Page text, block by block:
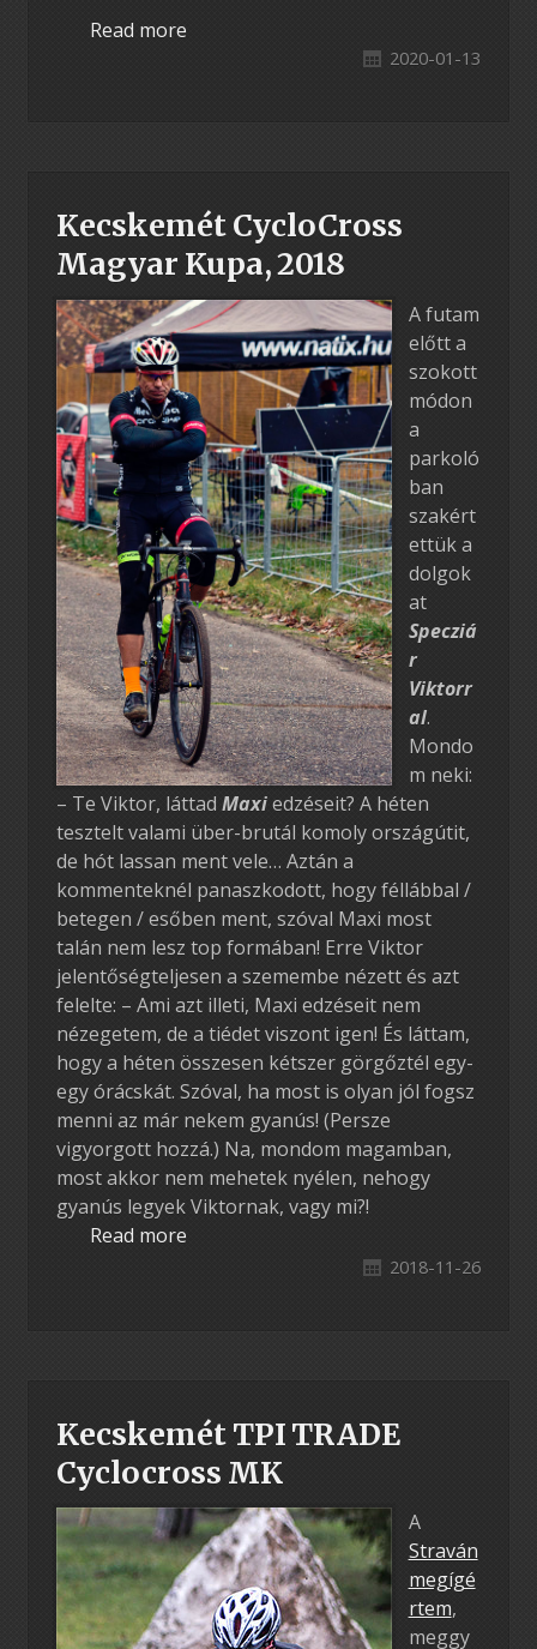
Read more
2020-01-13
Kecskemét CycloCross
Magyar Kupa, 2018
A futam
előtt a
szokott
módon
a
parkoló
ban
szakért
ettük a
dolgok
at
Specziá
r
Viktorr
al.
Mondo
m neki:
– Te Viktor, láttad Maxiedzéseit? A héten
tesztelt valami über-brutál komoly országútit,
de hót lassan ment vele… Aztán a
kommenteknél panaszkodott, hogy féllábbal /
betegen / esőben ment, szóval Maxi most
talán nem lesz top formában! Erre Viktor
jelentőségteljesen a szemembe nézett és azt
felelte: – Ami azt illeti, Maxi edzéseit nem
nézegetem, de a tiédet viszont igen! És láttam,
hogy a héten összesen kétszer görgőztél egy-
egy órácskát. Szóval, ha most is olyan jól fogsz
menni az már nekem gyanús! (Persze
vigyorgott hozzá.) Na, mondom magamban,
most akkor nem mehetek nyélen, nehogy
gyanús legyek Viktornak, vagy mi?!
Read more
2018-11-26
Kecskemét TPI TRADE
Cyclocross MK
A
Straván
megígé
rtem,
meggy